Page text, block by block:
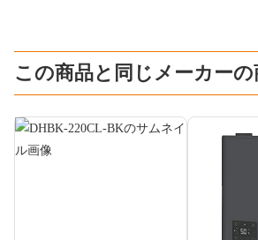
この商品と同じメーカーの